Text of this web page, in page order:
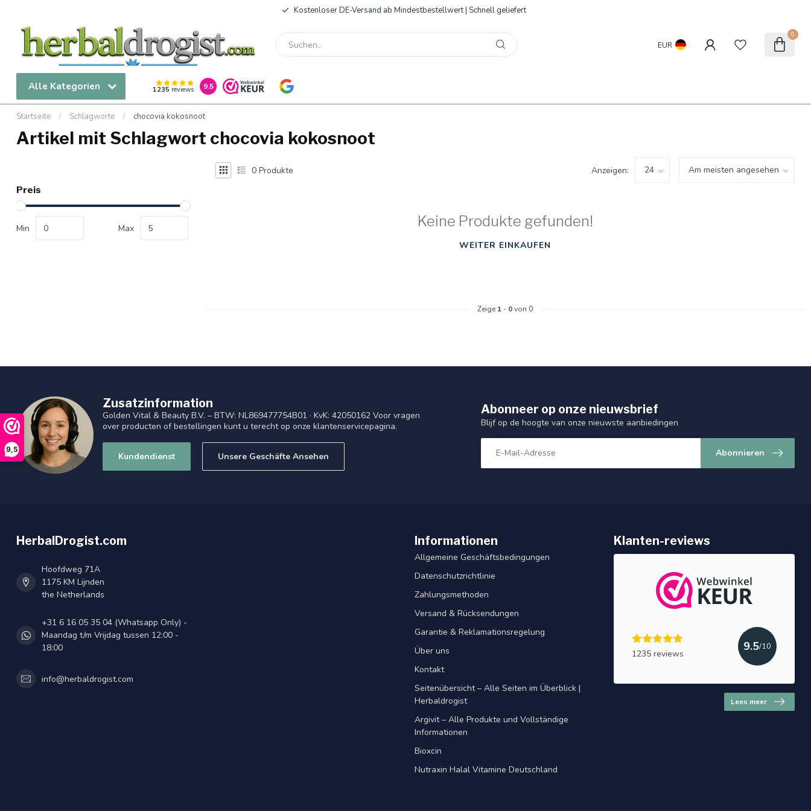
9,5
Kostenloser DE-Versand ab Mindestbestellwert | Schnell geliefert
EUR
0
Alle Kategorien 1235 reviews 9.5
Startseite / Schlagworte / chocovia kokosnoot
Artikel mit Schlagwort chocovia kokosnoot
Preis
Min Max
0 Produkte Anzeigen:
Keine Produkte gefunden!
WEITER EINKAUFEN
Zeige 1 - 0von 0
Zusatzinformation
Golden Vital & Beauty B.V. – BTW: NL869477754B01 · KvK: 42050162 Voor vragen
over producten of bestellingen kunt u terecht op onze klantenservicepagina.
Kundendienst Unsere Geschäfte Ansehen
Abonneer op onze nieuwsbrief
Blijf op de hoogte van onze nieuwste aanbiedingen
Abonnieren
HerbalDrogist.com
Hoofdweg 71A
1175 KM Lijnden
the Netherlands
+31 6 16 05 35 04 (Whatsapp Only) -
Maandag t/m Vrijdag tussen 12:00 -
18:00
info@herbaldrogist.com
Informationen
Allgemeine Geschäftsbedingungen
Datenschutzrichtlinie
Zahlungsmethoden
Versand & Rücksendungen
Garantie & Reklamationsregelung
Über uns
Kontakt
Seitenübersicht – Alle Seiten im Überblick |
Herbaldrogist
Argivit – Alle Produkte und Vollständige
Informationen
Bioxcin
Nutraxin Halal Vitamine Deutschland
Klanten-reviews
1235 reviews
9.5/10
Lees meer